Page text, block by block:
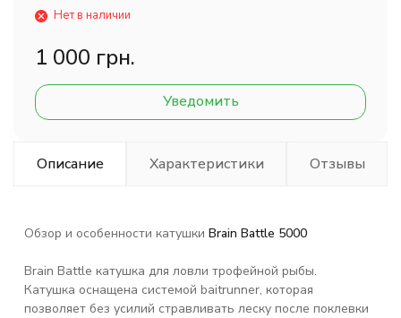
Нет в наличии
1 000 грн.
Уведомить
Описание Характеристики Отзывы
Обзор и особенности катушки Brain Battle 5000
Brain Battle катушка для ловли трофейной рыбы.
Катушка оснащена системой baitrunner, которая
позволяет без усилий стравливать леску после поклевки